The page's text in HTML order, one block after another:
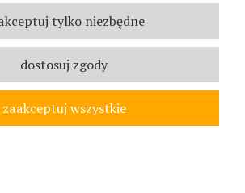
© ZAGRODA.CIESZYN.PL
PRAWA ZASTRZEŻONE.
tylko niezbędne
dostosuj zgody
zaakceptuj wszystkie